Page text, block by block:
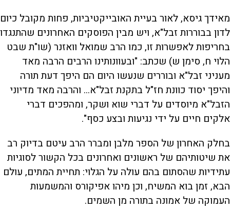
מאידך גיסא, לאור בעיית האובייקטיביות, פחות מקובל כיום
לדון בבוררות זבל"א, ויש מבין הפוסקים האחרונים שהתנגדו
בחריפות לאפשרות זו, כמו הרב שמואל וואזנר (שו"ת שבט
הלוי ח, סימן ש) שכתב: "ובעוונותינו הרבים הרבה מאד
מעניני זבל"א ובוררים שנעשו היום הם היפך דעת תורה
והיפך יסוד כוונת חז"ל בתקנת זבל"א... והרבה מאד מדיוני
הזבל"א מיוסדים על דברי שוא ושקר, ומהפכים דברי
אלקים חיים על ידי נגיעות ובצע כסף".
בחלק האחרון של הספר מלבן ומברר הרב עיטם בדיוק רב
את שיטותיהם של ראשונים ואחרונים בכל הקשור לסוגיות
עתידיות שהסתום בהם עולה על הגלוי: תחיית המתים, עולם
הבא, זמן בוא המשיח, וכן מיהו אפיקורס והמשמעות
העמוקה של אמונה בתורה מן השמים.